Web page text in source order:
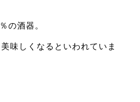
の酒器。
味しくなるといわれていま